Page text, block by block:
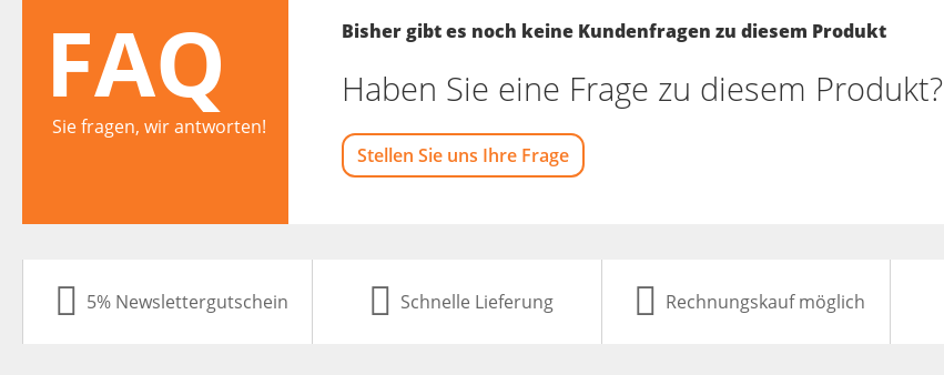
FAQ
Sie fragen, wir antworten!
Bisher gibt es noch keine Kundenfragen zu diesem Produkt
Haben Sie eine Frage zu diesem Produkt?
Stellen Sie uns Ihre Frage
5% Newslettergutschein Schnelle Lieferung Rechnungskauf möglich